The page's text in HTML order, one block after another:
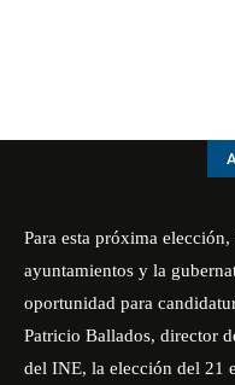
Para esta próxima
ayuntamientos y la
oportunidad para
Patricio Ballados, director
del INE, la elección del 21